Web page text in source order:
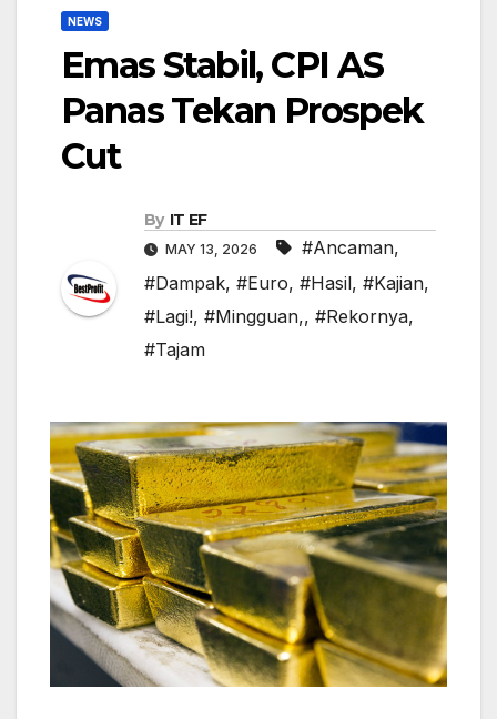
NEWS
Emas Stabil, CPI AS
Panas Tekan Prospek
Cut
By IT EF
MAY 13, 2026 #Ancaman,
#Dampak, #Euro, #Hasil, #Kajian,
#Lagi!, #Mingguan,, #Rekornya,
#Tajam